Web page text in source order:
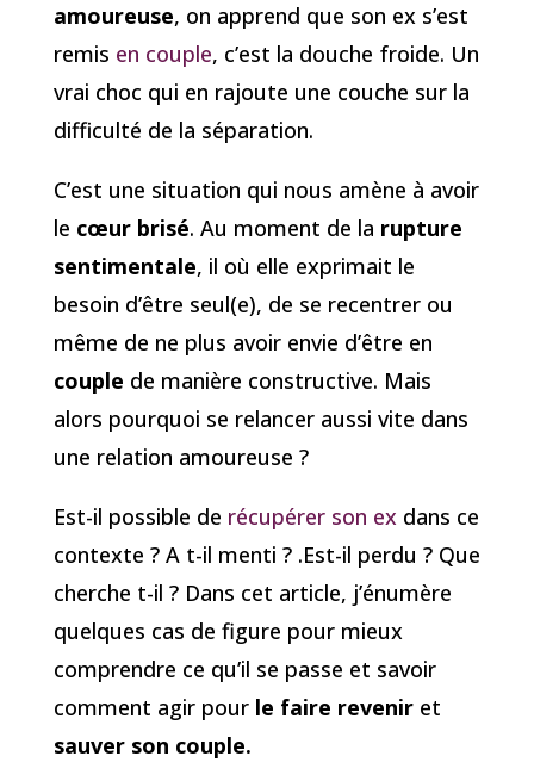
amoureuse, on apprend que son ex s’est
remis en couple, c’est la douche froide. Un
vrai choc qui en rajoute une couche sur la
difficulté de la séparation.
C’est une situation qui nous amène à avoir
le cœur brisé. Au moment de la rupture
sentimentale, il où elle exprimait le
besoin d’être seul(e), de se recentrer ou
même de ne plus avoir envie d’être en
couple de manière constructive. Mais
alors pourquoi se relancer aussi vite dans
une relation amoureuse ?
Est-il possible de récupérer son exdans ce
contexte ? A t-il menti ? .Est-il perdu ? Que
cherche t-il ? Dans cet article, j’énumère
quelques cas de figure pour mieux
comprendre ce qu’il se passe et savoir
comment agir pourle faire revenir et
sauver son couple.